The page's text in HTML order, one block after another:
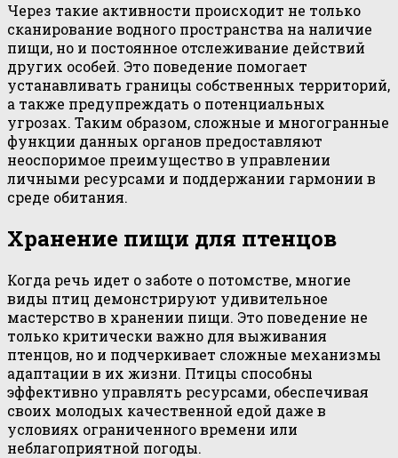
Через такие активности происходит не только
сканирование водного пространства на наличие
пищи, но и постоянное отслеживание действий
других особей. Это поведение помогает
устанавливать границы собственных территорий,
а также предупреждать о потенциальных
угрозах. Таким образом, сложные и многогранные
функции данных органов предоставляют
неоспоримое преимущество в управлении
личными ресурсами и поддержании гармонии в
среде обитания.
Хранение пищи для птенцов
Когда речь идет о заботе о потомстве, многие
виды птиц демонстрируют удивительное
мастерство в хранении пищи. Это поведение не
только критически важно для выживания
птенцов, но и подчеркивает сложные механизмы
адаптации в их жизни. Птицы способны
эффективно управлять ресурсами, обеспечивая
своих молодых качественной едой даже в
условиях ограниченного времени или
неблагоприятной погоды.